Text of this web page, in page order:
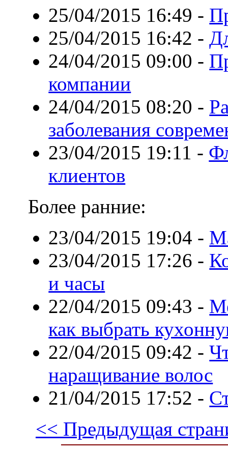
25/04/2015 16:49 -
25/04/2015 16:42 -
24/04/2015 09:00 -
компании
24/04/2015 08:20 -
заболевания
23/04/2015 19:11 -
клиентов
Более ранние:
23/04/2015 19:04 -
23/04/2015 17:26 -
и часы
22/04/2015 09:43 -
как выбрать
22/04/2015 09:42 -
наращивание волос
21/04/2015 17:52 -
<< Предыдущая